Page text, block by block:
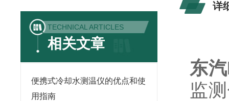
TECHNICAL ARTICLES
相关文章
便携式冷却水测温仪的优点和使
用指南
详
东
监